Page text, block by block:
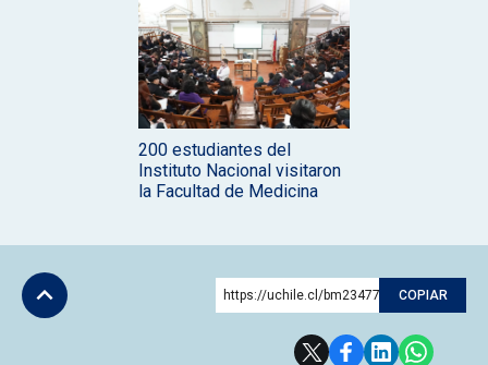
200 estudiantes del
Instituto Nacional visitaron
la Facultad de Medicina
https://uchile.cl/bm234772 COPIAR